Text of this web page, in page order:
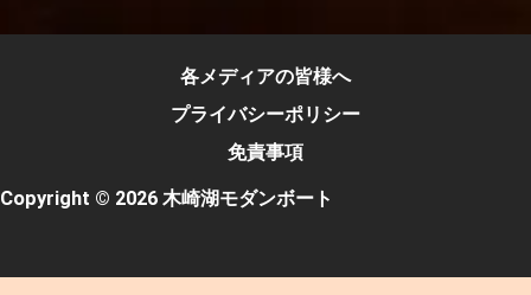
各メディアの皆様へ
プライバシーポリシー
免責事項
Copyright © 2026 木崎湖モダンボート